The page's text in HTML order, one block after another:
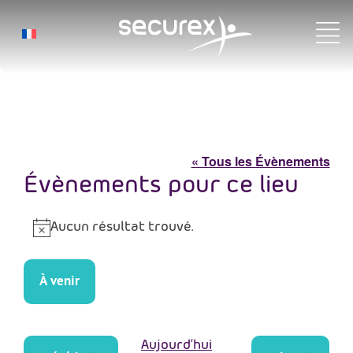
« Tous les Évènements
Évènements pour ce lieu
Notice
Aucun résultat trouvé.
À venir
date.
Aujourd’hui